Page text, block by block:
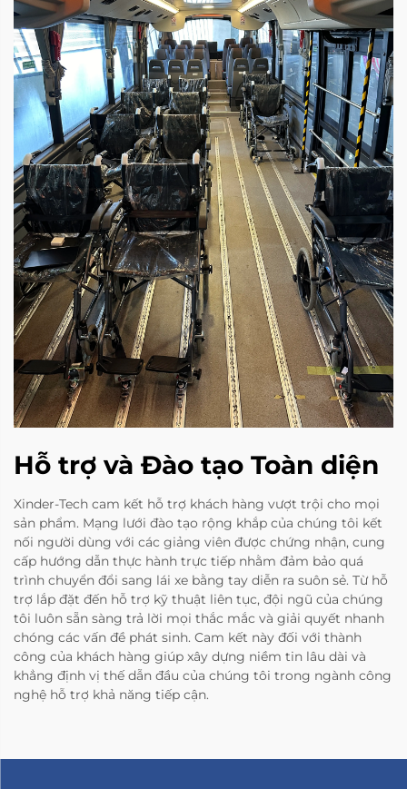
Hỗ trợ và Đào tạo Toàn diện
Xinder-Tech cam kết hỗ trợ khách hàng vượt trội cho mọi
sản phẩm. Mạng lưới đào tạo rộng khắp của chúng tôi kết
nối người dùng với các giảng viên được chứng nhận, cung
cấp hướng dẫn thực hành trực tiếp nhằm đảm bảo quá
trình chuyển đổi sang lái xe bằng tay diễn ra suôn sẻ. Từ hỗ
trợ lắp đặt đến hỗ trợ kỹ thuật liên tục, đội ngũ của chúng
tôi luôn sẵn sàng trả lời mọi thắc mắc và giải quyết nhanh
chóng các vấn đề phát sinh. Cam kết này đối với thành
công của khách hàng giúp xây dựng niềm tin lâu dài và
khẳng định vị thế dẫn đầu của chúng tôi trong ngành công
nghệ hỗ trợ khả năng tiếp cận.